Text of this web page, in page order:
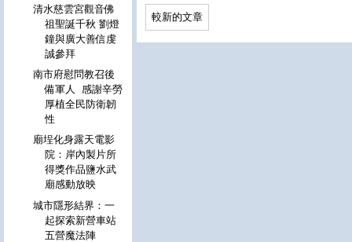
較新的文章
清水慈雲宮觀音佛
祖聖誕千秋 劉燈
鐘與廣大善信虔
誠參拜
南市府慰問教召後
備軍人 感謝辛勞
厚植全民防衛韌
性
廟埕化身露天電影
院：岸內製片所
得獎作品鹽水武
廟感動放映
城市隱形結界：一
起探索新營車站
五營魔法陣